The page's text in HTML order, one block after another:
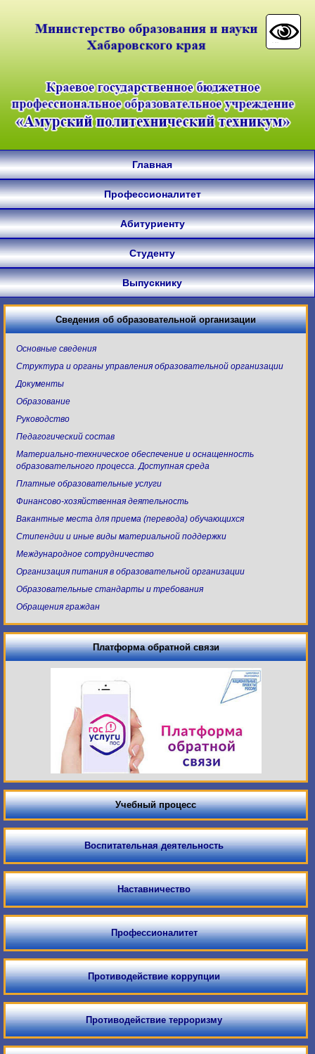
Главная
Профессионалитет
Абитуриенту
Студенту
Выпускнику
Сведения об образовательной организации
Основные сведения
Структура и органы управления образовательной организации
Документы
Образование
Руководство
Педагогический состав
Материально-техническое обеспечение и оснащенность
образовательного процесса. Доступная среда
Платные образовательные услуги
Финансово-хозяйственная деятельность
Вакантные места для приема (перевода) обучающихся
Стипендии и иные виды материальной поддержки
Международное сотрудничество
Организация питания в образовательной организации
Образовательные стандарты и требования
Обращения граждан
Платформа обратной связи
Учебный процесс
Воспитательная деятельность
Наставничество
Профессионалитет
Противодействие коррупции
Противодействие терроризму